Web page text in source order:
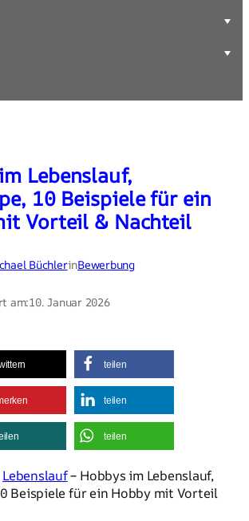
Lebenslauf,
10 Beispiele für ein
Vorteil & Nachteil
BüchlerinBewerbung
am:10. Januar 2026
teilen
teilen
teilen
Lebenslauf– Hobbys im Lebenslauf,
Beispiele für ein Hobby mit Vorteil